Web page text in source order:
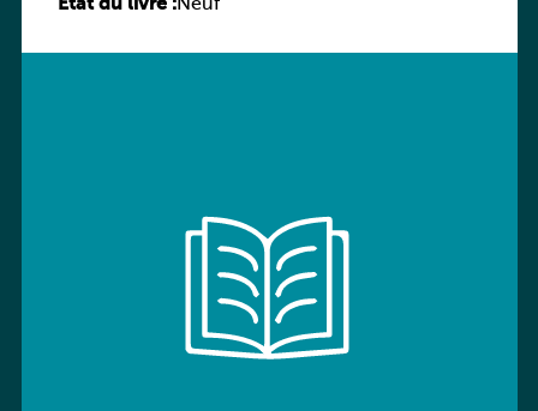
État du livre :Neuf